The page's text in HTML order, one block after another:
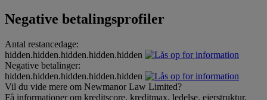
Negative betalingsprofiler
Antal restancedage:
hidden.hidden.hidden.hidden.hidden
Negative betalinger:
hidden.hidden.hidden.hidden.hidden
Vil du vide mere om Newmanor Law Limited?
Få informationer om kreditscore, kreditmax, ledelse, ejerstruktur,